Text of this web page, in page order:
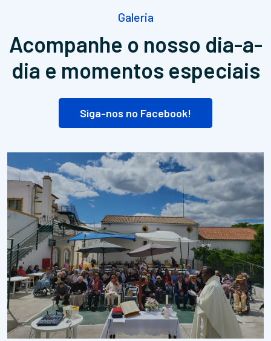
Galeria
Acompanhe o nosso dia-a-
dia e momentos especiais
Siga-nos no Facebook!